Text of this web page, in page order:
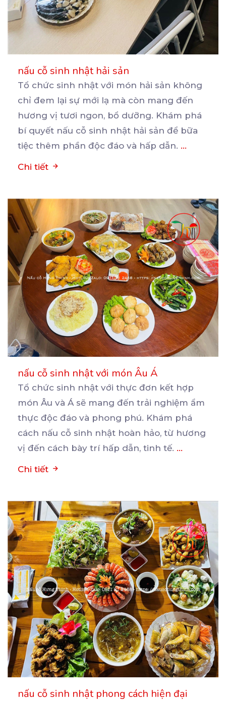
nấu cỗ sinh nhật hải sản
Tổ chức sinh nhật với món hải sản không
chỉ đem lại sự mới lạ mà còn mang đến
hương vị tươi ngon, bổ dưỡng. Khám phá
bí quyết nấu cỗ sinh nhật hải sản để bữa
tiệc thêm phần độc đáo và hấp dẫn. ...
Chi tiết
nấu cỗ sinh nhật với món Âu Á
Tổ chức sinh nhật với thực đơn kết hợp
món Âu và Á sẽ mang đến trải nghiệm ẩm
thực độc đáo và phong phú. Khám phá
cách nấu cỗ sinh nhật hoàn hảo, từ hương
vị đến cách bày trí hấp dẫn, tinh tế. ...
Chi tiết
nấu cỗ sinh nhật phong cách hiện đại